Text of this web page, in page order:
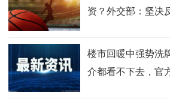
资？外交部：坚决
楼市回暖中强势洗
介都看不下去，官